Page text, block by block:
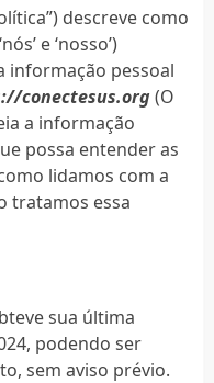
descreve como
e ‘nosso’)
informação pessoal
conectesus.org(O
a informação
possa entender as
lidamos com a
tratamos essa
sua última
podendo ser
sem aviso prévio.